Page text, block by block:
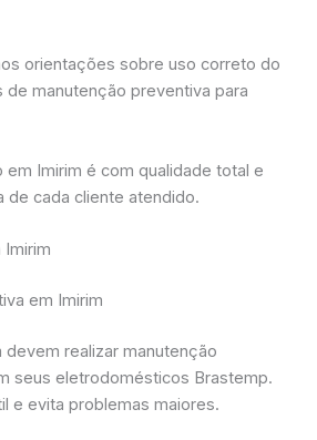
orientações sobre uso correto do
de manutenção preventiva para
Imirim é com qualidade total e
de cada cliente atendido.
Imirim
em Imirim
realizar manutenção
seus eletrodomésticos Brastemp.
e evita problemas maiores.